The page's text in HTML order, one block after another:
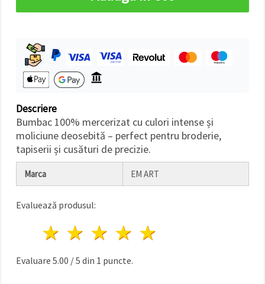
Descriere
Bumbac 100% mercerizat cu culori intense și
moliciune deosebită – perfect pentru broderie,
tapiserii și cusături de precizie.
Marca EM ART
Evaluează produsul:
4 stele
3 stele
2 stele
1 stea
Evaluare 5.00 /5 din 1 puncte.